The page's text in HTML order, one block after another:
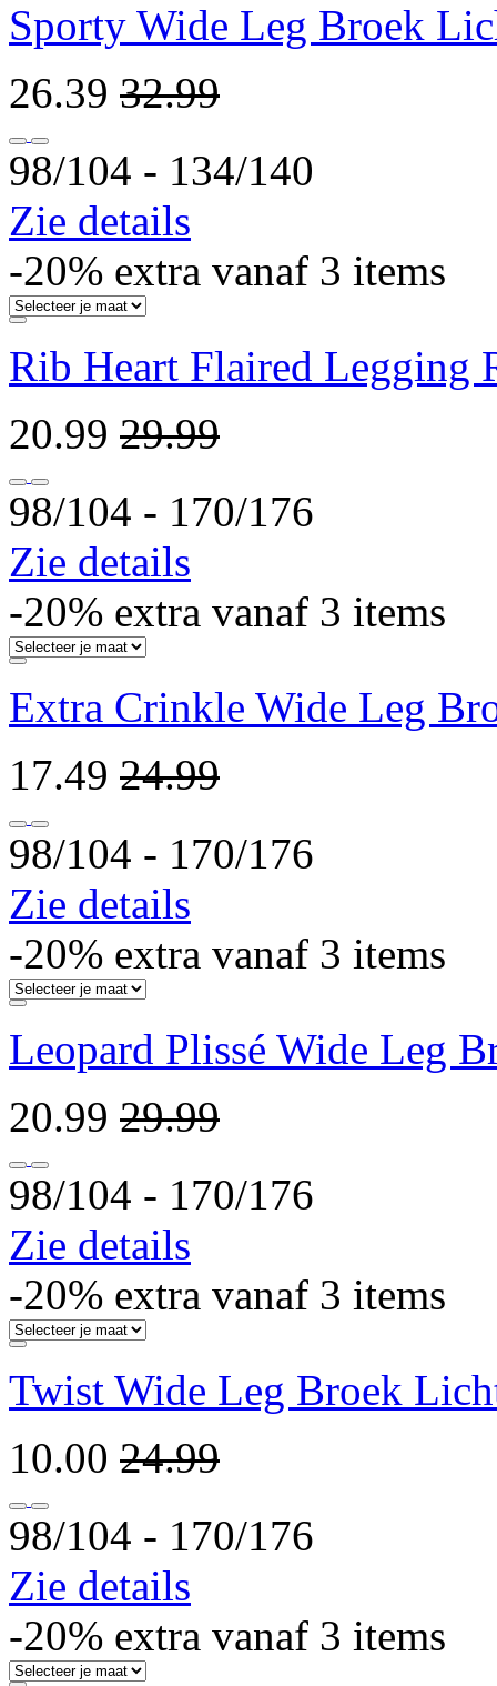
Sporty Wide Leg Broek
26.39 32.99
98/104 ‐ 134/140
Zie details
-20% extra vanaf 3 items
Rib Heart Flaired Legging
20.99 29.99
98/104 ‐ 170/176
Zie details
-20% extra vanaf 3 items
Extra Crinkle Wide Leg
17.49 24.99
98/104 ‐ 170/176
Zie details
-20% extra vanaf 3 items
Leopard Plissé Wide Leg
20.99 29.99
98/104 ‐ 170/176
Zie details
-20% extra vanaf 3 items
Twist Wide Leg Broek
10.00 24.99
98/104 ‐ 170/176
Zie details
-20% extra vanaf 3 items